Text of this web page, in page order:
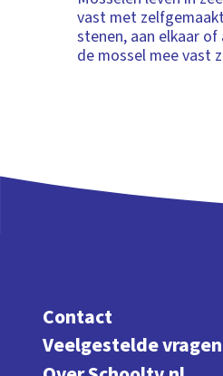
vast met
stenen, aan elkaar
de mossel mee vast
Contact
Veelgestelde vragen